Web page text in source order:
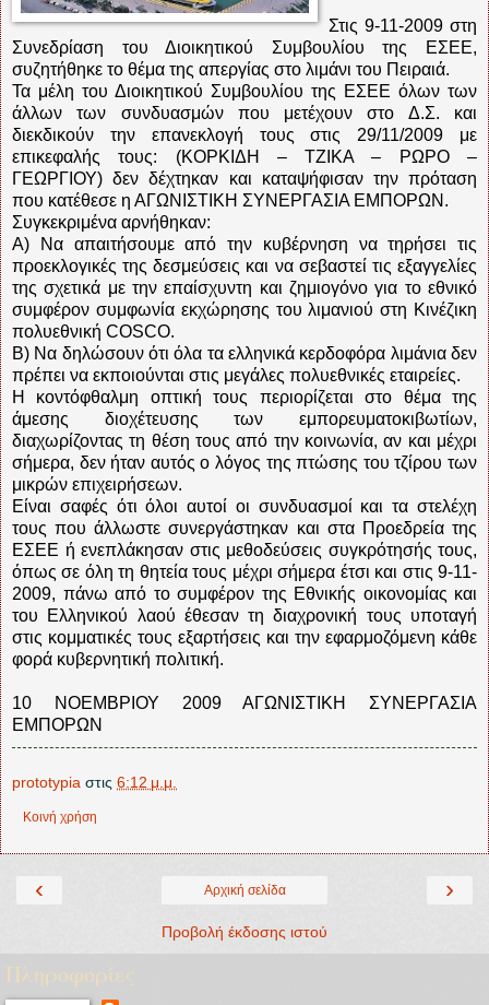
Στις 9-11-2009 στη
Συνεδρίαση του Διοικητικού Συμβουλίου της ΕΣΕΕ,
συζητήθηκε το θέμα της απεργίας στο λιμάνι του Πειραιά.
Τα μέλη του Διοικητικού Συμβουλίου της ΕΣΕΕ όλων των
άλλων των συνδυασμών που μετέχουν στο Δ.Σ. και
διεκδικούν την επανεκλογή τους στις 29/11/2009 με
επικεφαλής τους: (ΚΟΡΚΙΔΗ – ΤΖΙΚΑ – ΡΩΡΟ –
ΓΕΩΡΓΙΟΥ) δεν δέχτηκαν και καταψήφισαν την πρόταση
που κατέθεσε η ΑΓΩΝΙΣΤΙΚΗ ΣΥΝΕΡΓΑΣΙΑ ΕΜΠΟΡΩΝ.
Συγκεκριμένα αρνήθηκαν:
Α) Να απαιτήσουμε από την κυβέρνηση να τηρήσει τις
προεκλογικές της δεσμεύσεις και να σεβαστεί τις εξαγγελίες
της σχετικά με την επαίσχυντη και ζημιογόνο για το εθνικό
συμφέρον συμφωνία εκχώρησης του λιμανιού στη Κινέζικη
πολυεθνική COSCO.
Β) Να δηλώσουν ότι όλα τα ελληνικά κερδοφόρα λιμάνια δεν
πρέπει να εκποιούνται στις μεγάλες πολυεθνικές εταιρείες.
Η κοντόφθαλμη οπτική τους περιορίζεται στο θέμα της
άμεσης διοχέτευσης των εμπορευματοκιβωτίων,
διαχωρίζοντας τη θέση τους από την κοινωνία, αν και μέχρι
σήμερα, δεν ήταν αυτός ο λόγος της πτώσης του τζίρου των
μικρών επιχειρήσεων.
Είναι σαφές ότι όλοι αυτοί οι συνδυασμοί και τα στελέχη
τους που άλλωστε συνεργάστηκαν και στα Προεδρεία της
ΕΣΕΕ ή ενεπλάκησαν στις μεθοδεύσεις συγκρότησής τους,
όπως σε όλη τη θητεία τους μέχρι σήμερα έτσι και στις 9-11-
2009, πάνω από το συμφέρον της Εθνικής οικονομίας και
του Ελληνικού λαού έθεσαν τη διαχρονική τους υποταγή
στις κομματικές τους εξαρτήσεις και την εφαρμοζόμενη κάθε
φορά κυβερνητική πολιτική.
10 ΝΟΕΜΒΡΙΟΥ 2009 ΑΓΩΝΙΣΤΙΚΗ ΣΥΝΕΡΓΑΣΙΑ
ΕΜΠΟΡΩΝ
prototypia στις 6:12 μ.μ.
Κοινή χρήση
‹ ›
Αρχική σελίδα
Προβολή έκδοσης ιστού
Πληροφορίες